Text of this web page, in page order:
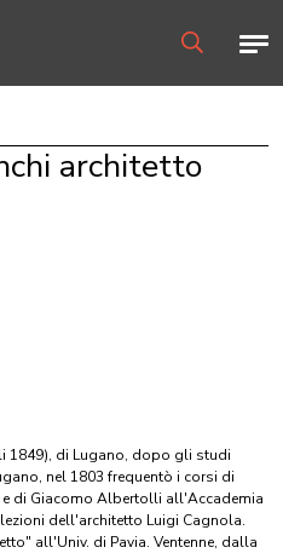
architetto
1849), di Lugano, dopo gli studi
nel 1803 frequentò i corsi di
di Giacomo Albertolli all'Accademia
dell'architetto Luigi Cagnola.
all'Univ. di Pavia. Ventenne, dalla